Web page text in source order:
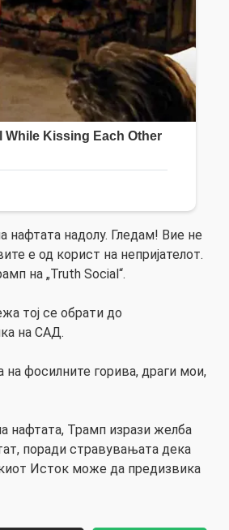
нафтата надолу. Гледам! Вие не
е од корист на непријателот.
на „Truth Social“.
тој се обрати до
на САД.
на фосилните горива, драги мои,
нафтата, Трамп изрази желба
поради стравувањата дека
Исток може да предизвика